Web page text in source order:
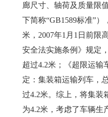
廊尺寸、轴荷及质量限
下简称“GB1589标准”
米，2007年1月1日前限
安全法实施条例》规定
超过4.2米；《超限运输
定：集装箱运输列车，
过4.2米。综上，将集装
为4.2米，考虑了车辆生